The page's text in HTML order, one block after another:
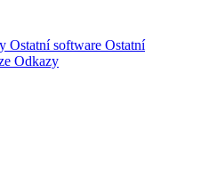
Ostatní software Ostatní
Odkazy